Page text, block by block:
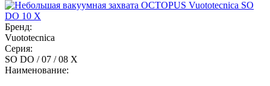
Бренд:
Vuototecnica
Серия:
SO DO / 07 / 08 X
Наименование: